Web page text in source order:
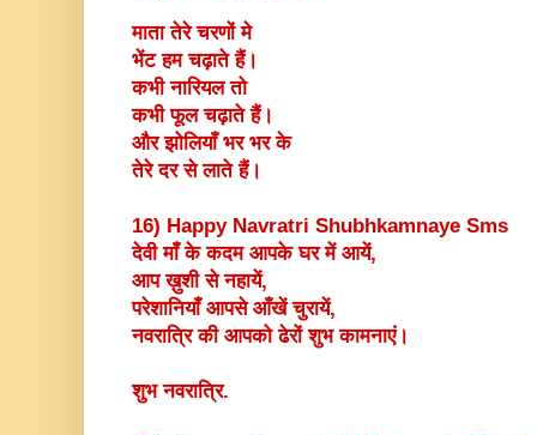
माता तेरे चरणों मे
भेंट हम चढ़ाते हैं।
कभी नारियल तो
कभी फूल चढ़ाते हैं।
और झोलियाँ भर भर के
तेरे दर से लाते हैं।
16) Happy Navratri Shubhkamnaye Sms
देवी माँ के कदम आपके घर में आयें,
आप ख़ुशी से नहायें,
परेशानियाँ आपसे आँखें चुरायें,
नवरात्रि की आपको ढेरों शुभ कामनाएं।
शुभ नवरात्रि.